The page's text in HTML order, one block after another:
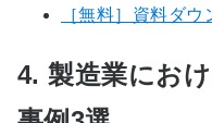
［無料］資料ダウ
4. 製造業にお